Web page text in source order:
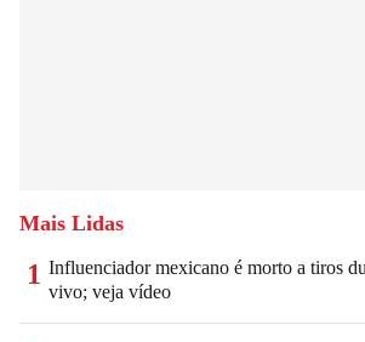
Mais Lidas
1 Influenciador mexicano é morto a tiros
vivo; veja vídeo